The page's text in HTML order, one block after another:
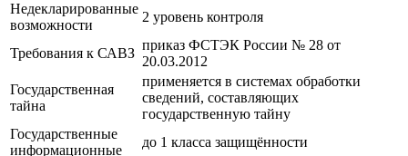
Недекларированные
возможности
2 уровень контроля
Требования к САВЗ
приказ ФСТЭК России № 28 от
20.03.2012
Государственная
тайна
применяется в системах обработки
сведений, составляющих
государственную тайну
Государственные
информационные
до 1 класса защищённости